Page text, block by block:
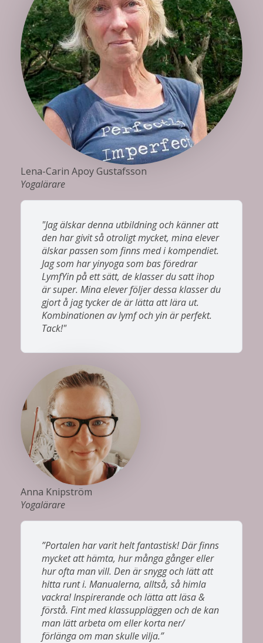
Lena-Carin Apoy Gustafsson
Yogalärare
"Jag älskar denna utbildning och känner att
den har givit så otroligt mycket, mina elever
älskar passen som finns med i kompendiet.
Jag som har yinyoga som bas föredrar
LymfYin på ett sätt, de klasser du satt ihop
är super. Mina elever följer dessa klasser du
gjort å jag tycker de är lätta att lära ut.
Kombinationen av lymf och yin är perfekt.
Tack!"
Anna Knipström
Yogalärare
”Portalen har varit helt fantastisk! Där finns
mycket att hämta, hur många gånger eller
hur ofta man vill. Den är snygg och lätt att
hitta runt i. Manualerna, alltså, så himla
vackra! Inspirerande och lätta att läsa &
förstå. Fint med klassuppläggen och de kan
man lätt arbeta om eller korta ner/
förlänga om man skulle vilja.”